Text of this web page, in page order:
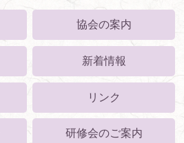
協会の案内
新着情報
リンク
研修会のご案内